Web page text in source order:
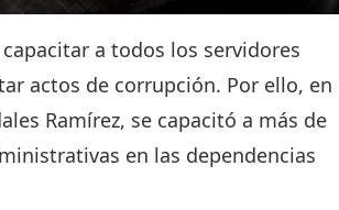
a todos los servidores
actos de corrupción. Por ello, en
Ramírez, se capacitó a más de
en las dependencias